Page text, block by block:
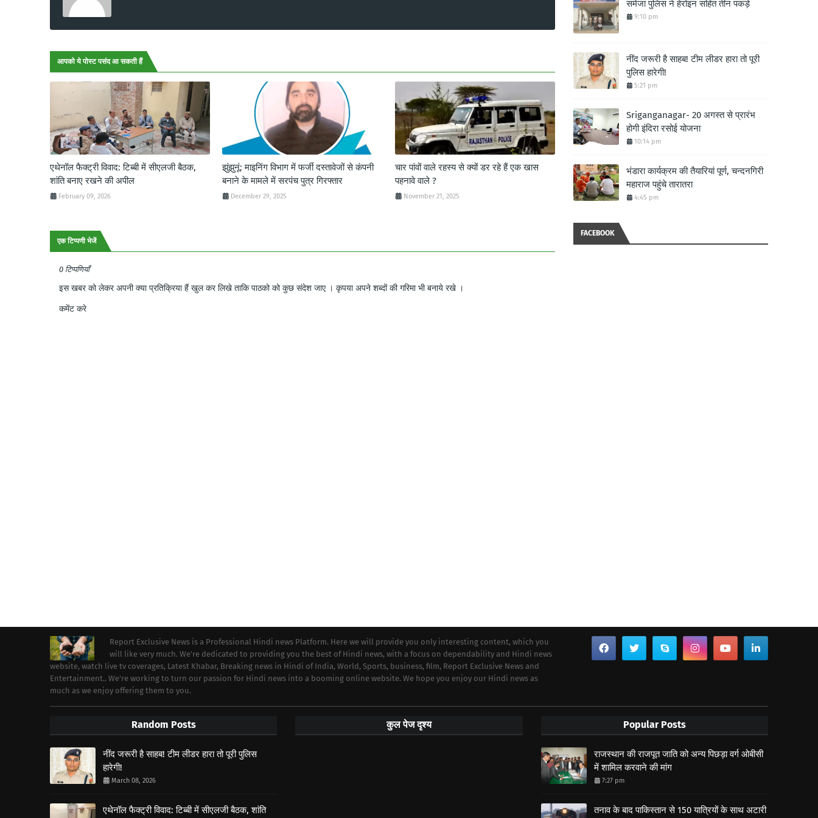
आपको ये पोस्ट पसंद आ सकती हैं
एथेनॉल फैक्ट्री विवाद: टिब्बी में सीएलजी बैठक,
शांति बनाए रखने की अपील
February 09, 2026
झुंझुनूं: माइनिंग विभाग में फर्जी दस्तावेजों से कंपनी
बनाने के मामले में सरपंच पुत्र गिरफ्तार
December 29, 2025
चार पांवों वाले रहस्य से क्यों डर रहे हैं एक खास
पहनावे वाले ?
November 21, 2025
एक टिप्पणी भेजें
0 टिप्पणियाँ
इस खबर को लेकर अपनी क्या प्रतिक्रिया हैं खुल कर लिखे ताकि पाठको को कुछ संदेश जाए । कृपया अपने शब्दों की गरिमा भी बनाये रखे ।
कमेंट करे
समेजा पुलिस ने हेरोइन सहित तीन पकड़े
9:10 pm
नींद जरूरी है साहब! टीम लीडर हारा तो पूरी
पुलिस हारेगी!
5:21 pm
Sriganganagar- 20 अगस्त से प्रारंभ
होगी इंदिरा रसोई योजना
10:14 pm
भंडारा कार्यक्रम की तैयारियां पूर्ण, चन्दनगिरी
महाराज पहुंचे तारातरा
4:45 pm
FACEBOOK
Report Exclusive News is a Professional Hindi news Platform. Here we will provide you only interesting content, which you
will like very much. We're dedicated to providing you the best of Hindi news, with a focus on dependability and Hindi news
website, watch live tv coverages, Latest Khabar, Breaking news in Hindi of India, World, Sports, business, film, Report Exclusive News and
Entertainment.. We're working to turn our passion for Hindi news into a booming online website. We hope you enjoy our Hindi news as
much as we enjoy offering them to you.
Random Posts
नींद जरूरी है साहब! टीम लीडर हारा तो पूरी पुलिस
हारेगी!
March 08, 2026
एथेनॉल फैक्ट्री विवाद: टिब्बी में सीएलजी बैठक, शांति
कुल पेज दृश्य Popular Posts
राजस्थान की राजपूत जाति को अन्य पिछड़ा वर्ग ओबीसी
में शामिल करवाने की मांग
7:27 pm
तनाव के बाद पाकिस्तान से 150 यात्रियों के साथ अटारी